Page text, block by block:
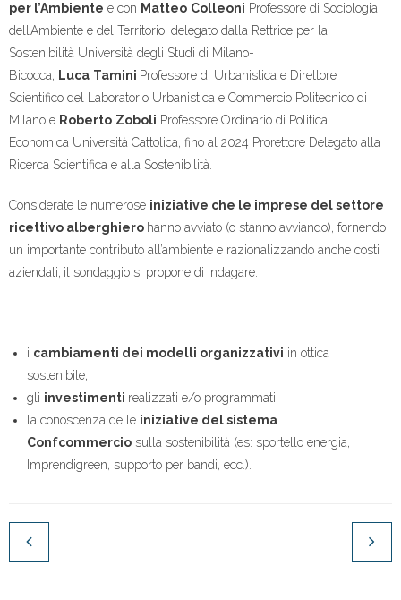
per l’Ambiente e con Matteo Colleoni Professore di Sociologia
dell’Ambiente e del Territorio, delegato dalla Rettrice per la
Sostenibilità Università degli Studi di Milano-
Bicocca,
Luca Tamini Professore di Urbanistica e Direttore
Scientifico del Laboratorio Urbanistica e Commercio Politecnico di
Milano e Roberto Zoboli Professore Ordinario di Politica
Economica Università Cattolica, fino al 2024 Prorettore Delegato alla
Ricerca Scientifica e alla Sostenibilità.
Considerate le numerose iniziative che le imprese del settore
ricettivo alberghiero hanno avviato (o stanno avviando), fornendo
un importante contributo all’ambiente e razionalizzando anche costi
aziendali, il sondaggio si propone di indagare:
i cambiamenti dei modelli organizzativi in ottica
sostenibile;
gli investimenti realizzati e/o programmati;
la conoscenza delle iniziative del sistema
Confcommercio sulla sostenibilità (es: sportello energia,
Imprendigreen, supporto per bandi, ecc.).